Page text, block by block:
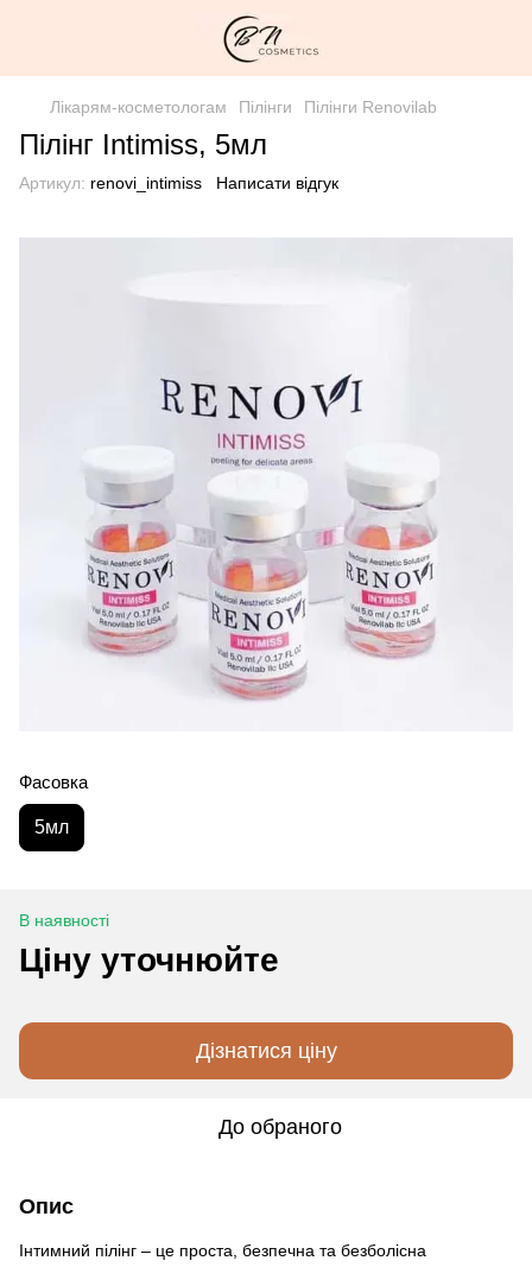
Лікарям-косметологам Пілінги Пілінги Renovilab
Пілінг Intimiss, 5мл
Артикул: renovi_intimiss Написати відгук
Фасовка
5мл
В наявності
Ціну уточнюйте
Дізнатися ціну
До обраного
Опис
Інтимний пілінг – це проста, безпечна та безболісна